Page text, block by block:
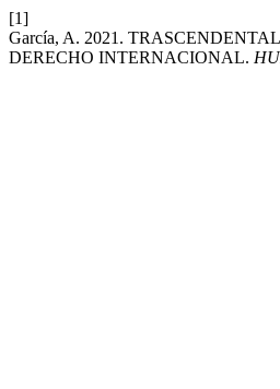
[1]
García, A. 2021.
DERECHO INTERNACIONAL.